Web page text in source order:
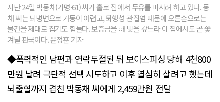
지난 24일 박동채(가명·61) 씨가 홀로 집에서 두유를 마시려 하고 있다. 동
채 씨는 뇌병변으로 거동이 어렵고, 퇴행성 관절염 때문에 오른손으로는
물건을 제대로 집기도 힘들다. 보증금을 빼 빚을 갚느라 이 집에서도 곧 쫓
겨날 판국이다. 윤정훈 기자
◆폭력적인 남편과 연락두절된 뒤 보이스피싱 당해 4천800
만원 날려 극단적 선택 시도하고 이후 열심히 살려고 했는데
뇌출혈까지 겹친 박동채 씨에게 2,459만원 전달